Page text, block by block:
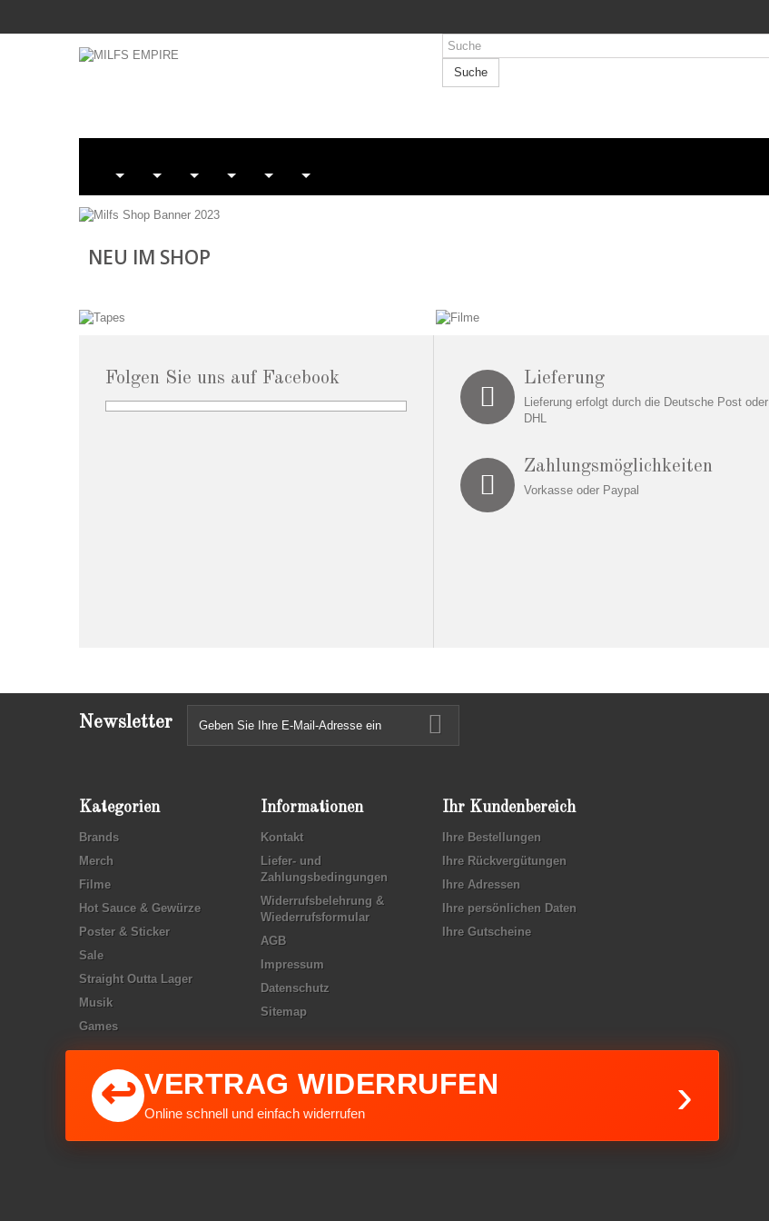
Suche
NEU IM SHOP
Folgen Sie uns auf Facebook Lieferung
Lieferung erfolgt durch die Deutsche Post oder
DHL
Zahlungsmöglichkeiten
Vorkasse oder Paypal
Newsletter
Kategorien
Brands
Merch
Filme
Hot Sauce & Gewürze
Poster & Sticker
Sale
Straight Outta Lager
Musik
Games
Informationen
Kontakt
Liefer- und
Zahlungsbedingungen
Widerrufsbelehrung &
Wiederrufsformular
AGB
Impressum
Datenschutz
Sitemap
Ihr Kundenbereich
Ihre Bestellungen
Ihre Rückvergütungen
Ihre Adressen
Ihre persönlichen Daten
Ihre Gutscheine
↩ VERTRAG WIDERRUFEN
Online schnell und einfach widerrufen ›